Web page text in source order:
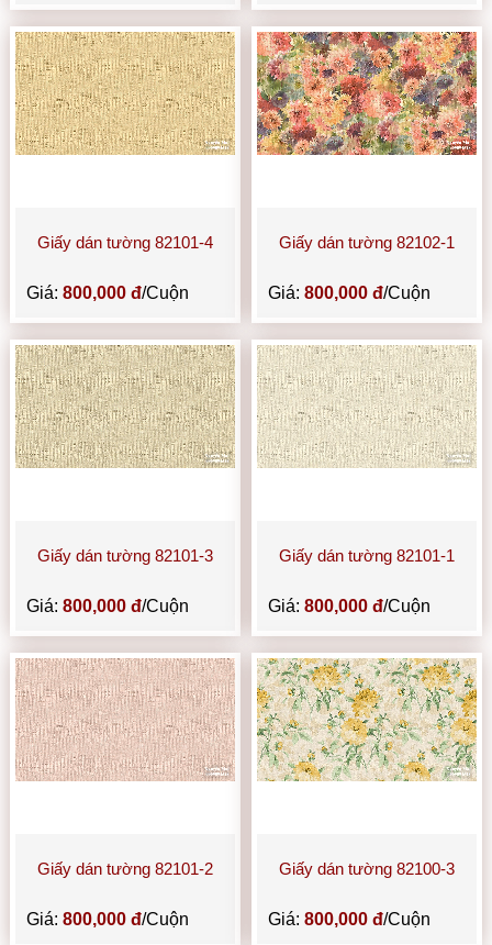
Giấy dán tường 82101-4
Giá:800,000 đ/Cuộn
Giấy dán tường 82102-1
Giá: 800,000 đ/Cuộn
Giấy dán tường 82101-3
Giá:800,000 đ/Cuộn
Giấy dán tường 82101-1
Giá: 800,000 đ/Cuộn
Giấy dán tường 82101-2
Giá:800,000 đ/Cuộn
Giấy dán tường 82100-3
Giá: 800,000 đ/Cuộn